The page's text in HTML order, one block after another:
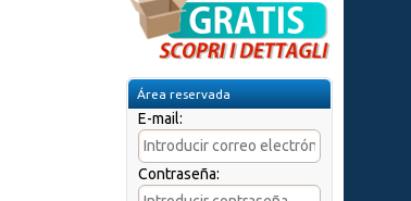
Área reservada
E-mail:
Contraseña: